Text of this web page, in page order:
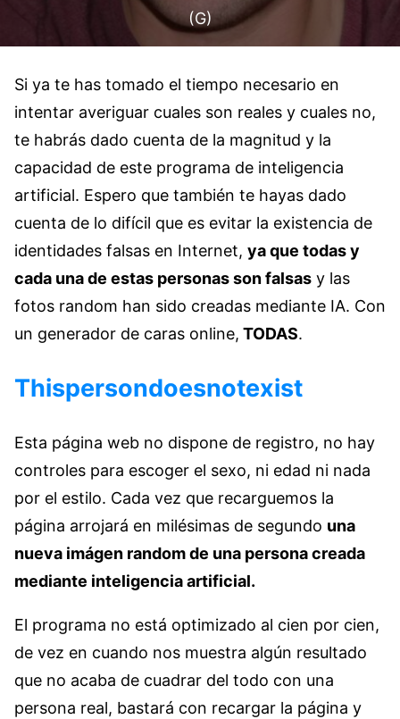
(G)
Si ya te has tomado el tiempo necesario en
intentar averiguar cuales son reales y cuales no,
te habrás dado cuenta de la magnitud y la
capacidad de este programa de inteligencia
artificial. Espero que también te hayas dado
cuenta de lo difícil que es evitar la existencia de
identidades falsas en Internet, ya que todas y
cada una de estas personas son falsas y las
fotos random han sido creadas mediante IA. Con
un generador de caras online, TODAS.
Thispersondoesnotexist
Esta página web no dispone de registro, no hay
controles para escoger el sexo, ni edad ni nada
por el estilo. Cada vez que recarguemos la
página arrojará en milésimas de segundo una
nueva imágen random de una persona creada
mediante inteligencia artificial.
El programa no está optimizado al cien por cien,
de vez en cuando nos muestra algún resultado
que no acaba de cuadrar del todo con una
persona real, bastará con recargar la página y